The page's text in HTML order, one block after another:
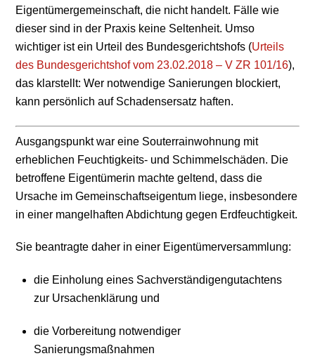
Eigentümergemeinschaft, die nicht handelt. Fälle wie
dieser sind in der Praxis keine Seltenheit. Umso
wichtiger ist ein Urteil des Bundesgerichtshofs (Urteils
des Bundesgerichtshof vom 23.02.2018 – V ZR 101/16),
das klarstellt: Wer notwendige Sanierungen blockiert,
kann persönlich auf Schadensersatz haften.
Ausgangspunkt war eine Souterrainwohnung mit
erheblichen Feuchtigkeits- und Schimmelschäden. Die
betroffene Eigentümerin machte geltend, dass die
Ursache im Gemeinschaftseigentum liege, insbesondere
in einer mangelhaften Abdichtung gegen Erdfeuchtigkeit.
Sie beantragte daher in einer Eigentümerversammlung:
die Einholung eines Sachverständigengutachtens
zur Ursachenklärung und
die Vorbereitung notwendiger
Sanierungsmaßnahmen